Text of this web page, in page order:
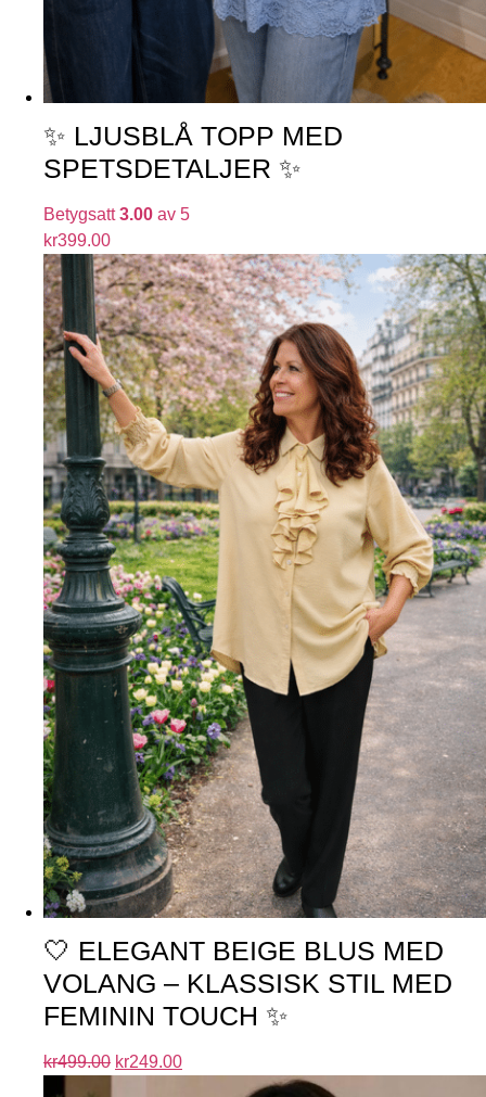
✨ LJUSBLÅ TOPP MED
SPETSDETALJER ✨
Betygsatt3.00 av 5
kr399.00
🤍 ELEGANT BEIGE BLUS MED
VOLANG – KLASSISK STIL MED
FEMININ TOUCH ✨
kr499.00 kr249.00